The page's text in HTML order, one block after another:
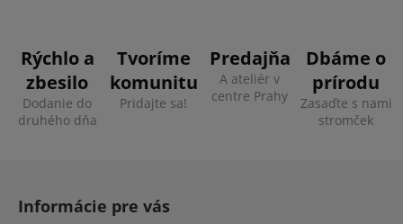
Rýchlo a
zbesilo
Dodanie do
druhého dňa
Tvoríme
komunitu
Pridajte sa!
Predajňa
A ateliér v
centre Prahy
Dbáme o
prírodu
Zasaďte s nami
stromček
Informácie pre vás